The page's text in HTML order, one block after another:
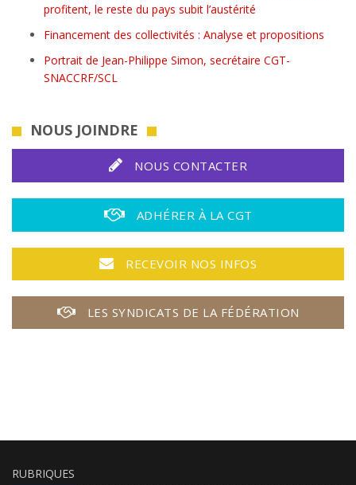
profitent, le reste du pays subit l’austérité
Financement des collectivités : Analyse et propositions
Portrait de Jean-Philippe Simon, secrétaire CGT-
SNACCRF/SCL
NOUS JOINDRE
NOUS CONTACTER
ADHÉRER À LA CGT
RECEVOIR NOS INFOS
LES SYNDICATS DE LA FÉDÉRATION
RUBRIQUES